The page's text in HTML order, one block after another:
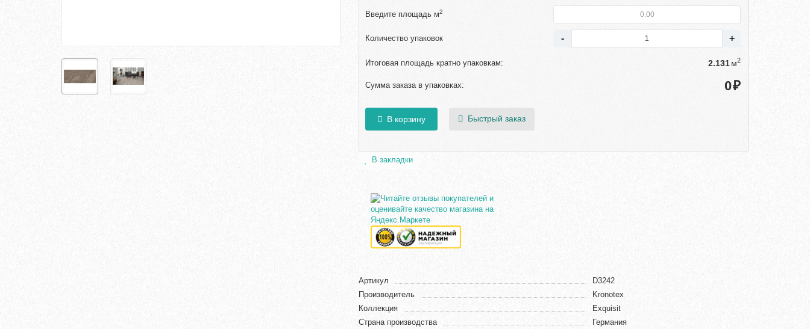
Введите площадь м2
Количество упаковок
Итоговая площадь кратно упаковкам: м2
Сумма заказа в упаковках: ₽
В корзину Быстрый заказ
В закладки
Артикул
D3242
Производитель
Kronotex
Коллекция
Exquisit
Страна производства
Германия